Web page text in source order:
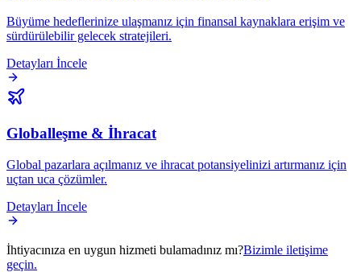
Büyüme hedeflerinize ulaşmanız için finansal kaynaklara erişim ve
sürdürülebilir gelecek stratejileri.
Detayları İncele
Globalleşme & İhracat
Global pazarlara açılmanız ve ihracat potansiyelinizi artırmanız için
uçtan uca çözümler.
Detayları İncele
İhtiyacınıza en uygun hizmeti bulamadınız mı?Bizimle iletişime
geçin.